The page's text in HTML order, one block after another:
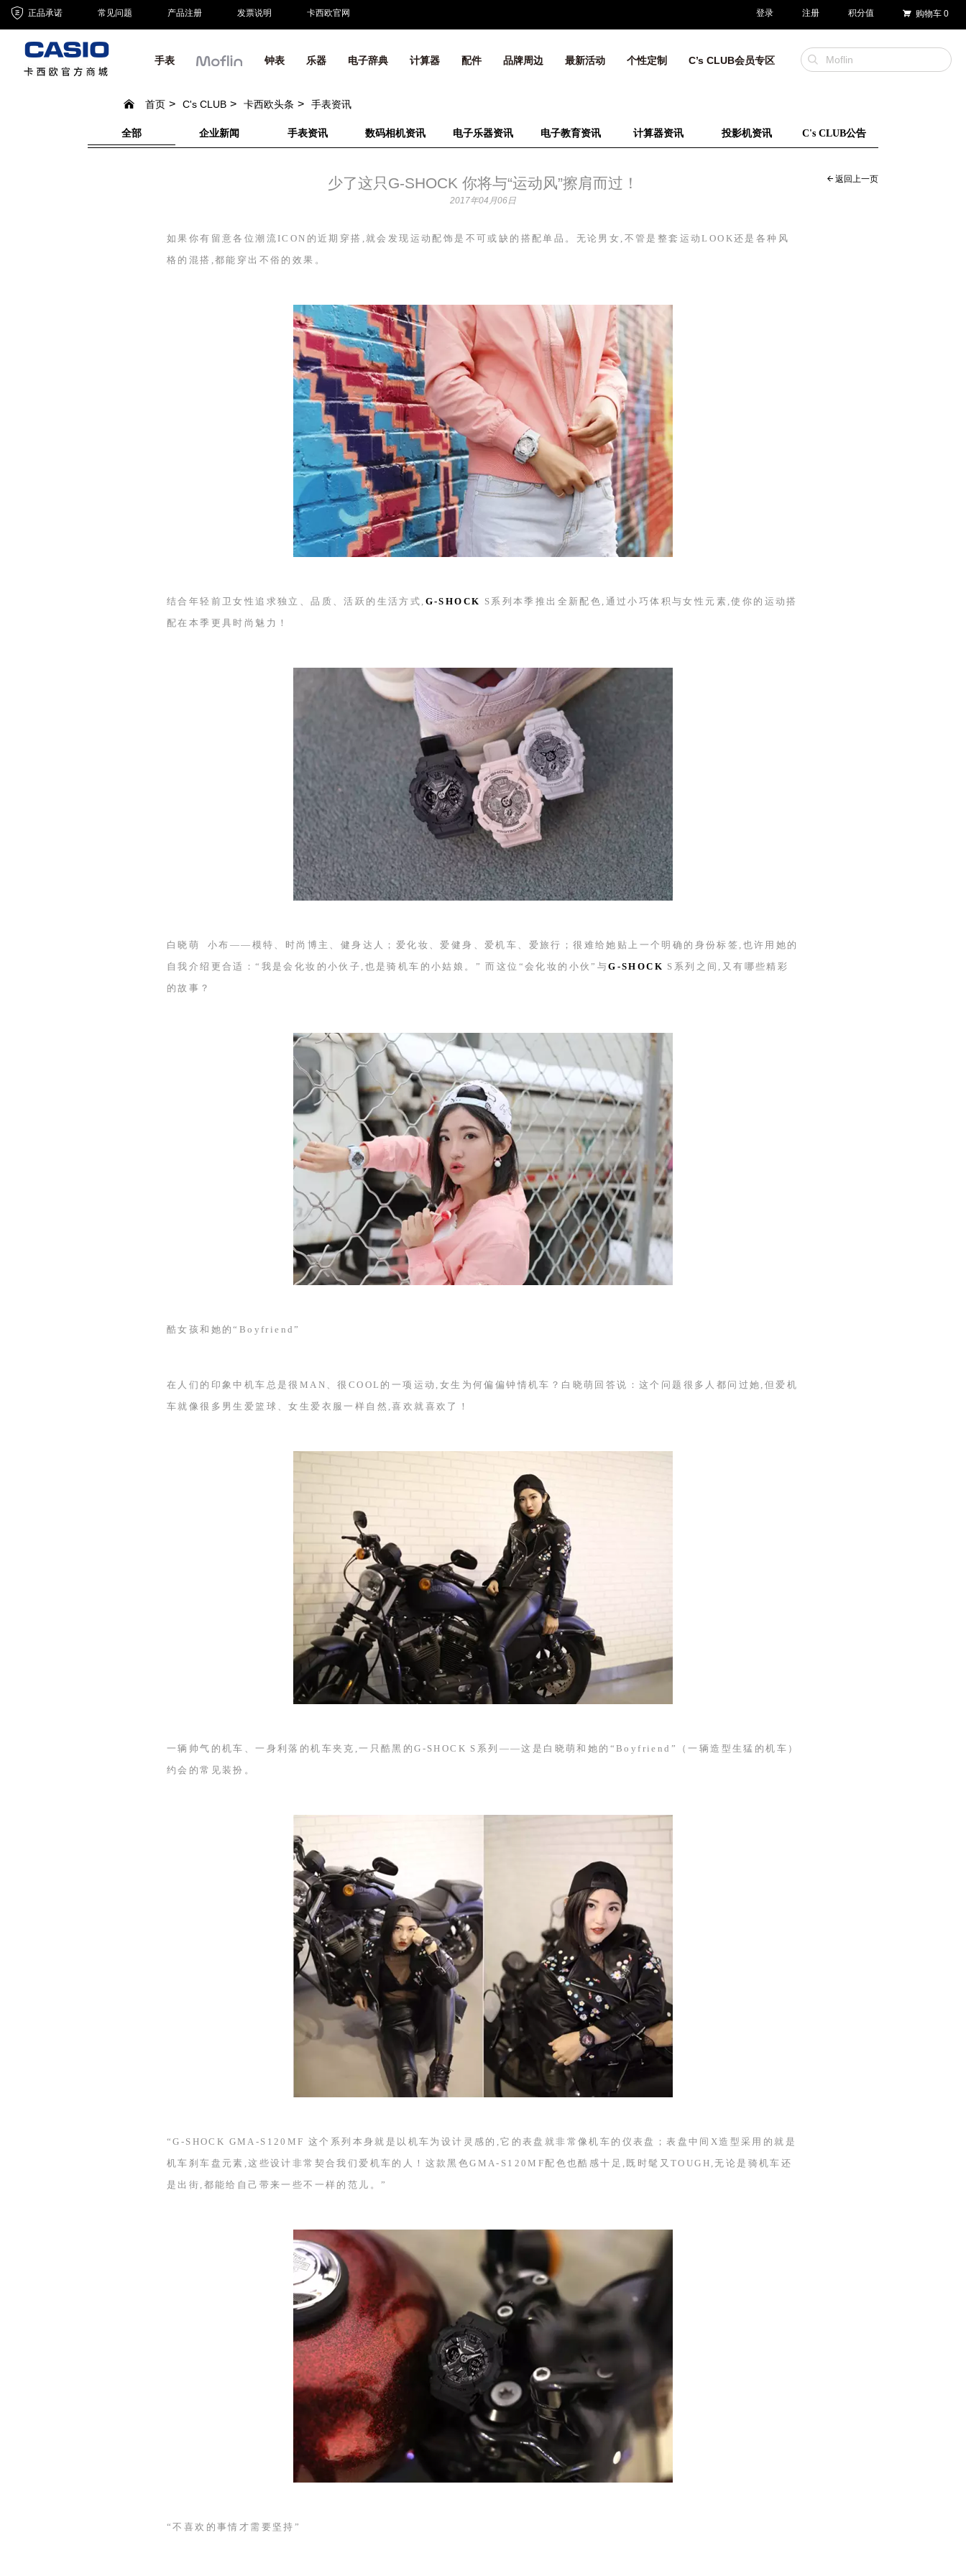
正品承诺 常见问题 产品注册 发票说明 卡西欧官网 登录 注册 积分值 购物车 0
手表 钟表 乐器 电子辞典 计算器 配件 品牌周边 最新活动 个性定制 C’s CLUB会员专区
首页 C's CLUB 卡西欧头条 手表资讯
全部 企业新闻 手表资讯 数码相机资讯 电子乐器资讯 电子教育资讯 计算器资讯 投影机资讯 C's CLUB公告
少了这只G-SHOCK 你将与“运动风”擦肩而过！ 返回上一页
2017年04月06日
如果你有留意各位潮流 ICON 的近期穿搭,就会发现运动配饰是不可或缺的搭配单品。无论男女,不管是整套运动LOOK还是各种风
格的混搭,都能穿出不俗的效果。
结合年轻前卫女性追求独立、品质、活跃的生活方式, G-SHOCK S 系列本季推出全新配色,通过小巧体积与女性元素,使你的运动搭
配在本季更具时尚魅力！
白晓萌
小布——模特、时尚博主、健身达人；爱化妆、爱健身、爱机车、爱旅行；很难给她贴上一个明确的身份标签,也许用她的
自我介绍更合适：“我是会化妆的小伙子,也是骑机车的小姑娘。” 而这位“会化妆的小伙”与G-SHOCK S 系列之间,又有哪些精彩
的故事？
酷女孩和她的“ Boyfriend”
在人们的印象中机车总是很 MAN 、很 COOL 的一项运动,女生为何偏偏钟情机车？白晓萌回答说：这个问题很多人都问过她,但爱机
车就像很多男生爱篮球、女生爱衣服一样自然,喜欢就喜欢了！
一辆帅气的机车、一身利落的机车夹克,一只酷黑的G-SHOCK S 系列——这是白晓萌和她的“Boyfriend ”（一辆造型生猛的机车）
约会的常见装扮。
“G-SHOCK GMA-S120MF这个系列本身就是以机车为设计灵感的,它的表盘就非常像机车的仪表盘；表盘中间 X造型采用的就是
机车刹车盘元素,这些设计非常契合我们爱机车的人！这款黑色GMA-S120MF配色也酷感十足,既时髦又TOUGH ,无论是骑机车还
是出街,都能给自己带来一些不一样的范儿。”
“不喜欢的事情才需要坚持”